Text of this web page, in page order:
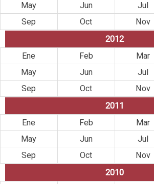
May
Jun Jul
Sep
Oct Nov
2012
Ene
Feb Mar
May
Jun Jul
Sep
Oct Nov
2011
Ene
Feb Mar
May
Jun Jul
Sep
Oct Nov
2010